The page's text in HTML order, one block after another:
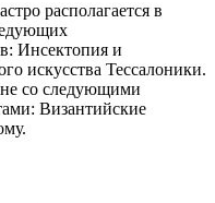
располагается в
Инсектопия и
искусства Тессалоники.
со следующими
Византийские